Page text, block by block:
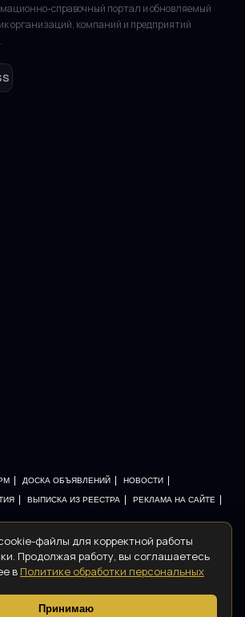
справочный портал и обновляемый
организаций, компаний и предприятий
| ДОСКА ОБЪЯВЛЕНИЙ | НОВОСТИ |
| ВЫПИСКА ИЗ РЕЕСТРА | РЕКЛАМА НА САЙТЕ |
· Все права защищены
Договор-офертаКонтактыКарта сайта
файлы для корректной работы
Продолжая работу, вы соглашаетесь
в Политике обработки персональных
Принимаю